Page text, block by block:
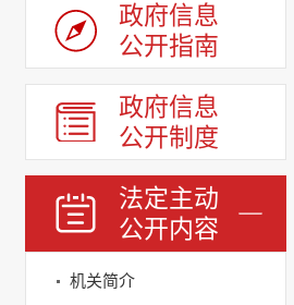
政府信息
公开指南
政府信息
公开制度
法定主动
公开内容
机关简介